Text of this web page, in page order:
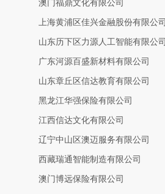
澳门福鼎文化有限公司
上海黄浦区佳兴金融股份有限公司
山东历下区力源人工智能有限公司
广东河源百盛新材料有限公司
山东章丘区信达教育有限公司
黑龙江华强保险有限公司
江西信达文化有限公司
辽宁中山区澳迈服务有限公司
西藏瑞通智能制造有限公司
澳门博远保险有限公司